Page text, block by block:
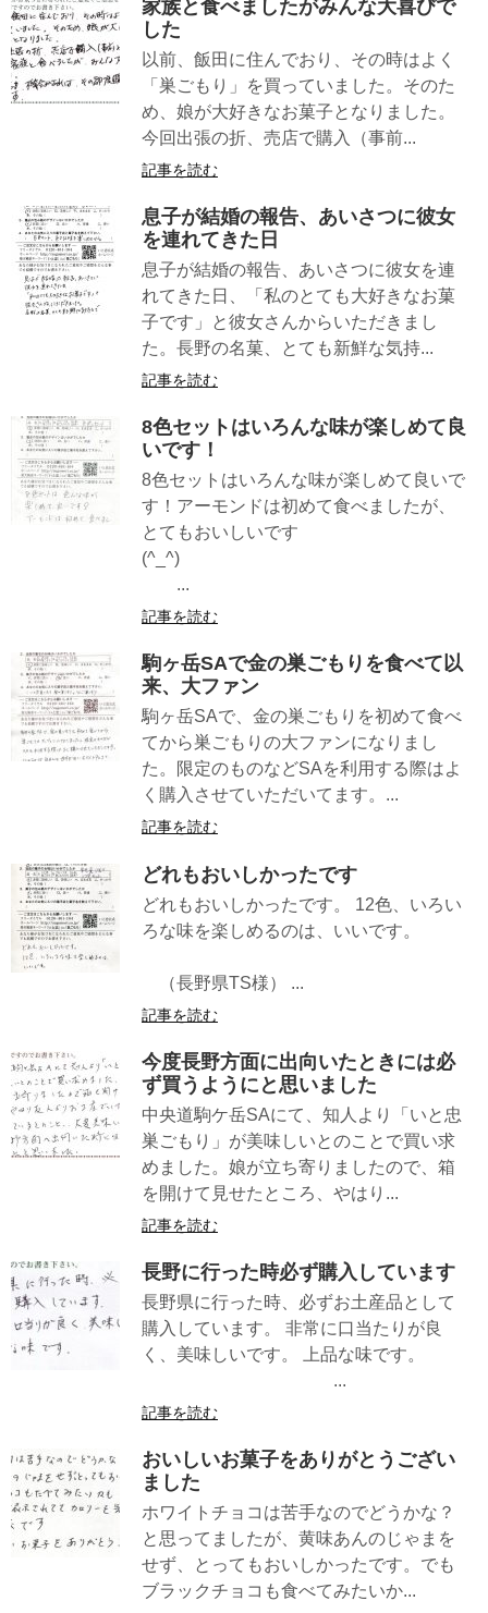
家族と食べましたがみんな大喜びで
した
以前、飯田に住んでおり、その時はよく
「巣ごもり」を買っていました。そのた
め、娘が大好きなお菓子となりました。
今回出張の折、売店で購入（事前...
記事を読む
息子が結婚の報告、あいさつに彼女
を連れてきた日
息子が結婚の報告、あいさつに彼女を連
れてきた日、「私のとても大好きなお菓
子です」と彼女さんからいただきまし
た。長野の名菓、とても新鮮な気持...
記事を読む
8色セットはいろんな味が楽しめて良
いです！
8色セットはいろんな味が楽しめて良いで
す！アーモンドは初めて食べましたが、
とてもおいしいです
(^_^)
...
記事を読む
駒ヶ岳SAで金の巣ごもりを食べて以
来、大ファン
駒ヶ岳SAで、金の巣ごもりを初めて食べ
てから巣ごもりの大ファンになりまし
た。限定のものなどSAを利用する際はよ
く購入させていただいてます。...
記事を読む
どれもおいしかったです
どれもおいしかったです。 12色、いろい
ろな味を楽しめるのは、いいです。
（長野県TS様） ...
記事を読む
今度長野方面に出向いたときには必
ず買うようにと思いました
中央道駒ケ岳SAにて、知人より「いと忠
巣ごもり」が美味しいとのことで買い求
めました。娘が立ち寄りましたので、箱
を開けて見せたところ、やはり...
記事を読む
長野に行った時必ず購入しています
長野県に行った時、必ずお土産品として
購入しています。 非常に口当たりが良
く、美味しいです。 上品な味です。
...
記事を読む
おいしいお菓子をありがとうござい
ました
ホワイトチョコは苦手なのでどうかな？
と思ってましたが、黄味あんのじゃまを
せず、とってもおいしかったです。でも
ブラックチョコも食べてみたいか...